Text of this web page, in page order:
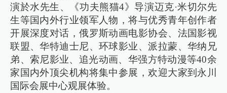
演於水先生、《功夫熊猫4》导演迈克·米切尔先
生等国内外行业领军人物，将与优秀青年创作者
开展深度对话，俄罗斯动画电影协会、法国影视
联盟、华特迪士尼、环球影业、派拉蒙、华纳兄
弟、索尼影业、追光动画、华强方特动漫等40余
家国内外顶尖机构将集中参展，欢迎大家到永川
国际会展中心观展体验。